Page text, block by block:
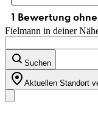
Fielmann in deiner
Suchen
Aktuellen Standort